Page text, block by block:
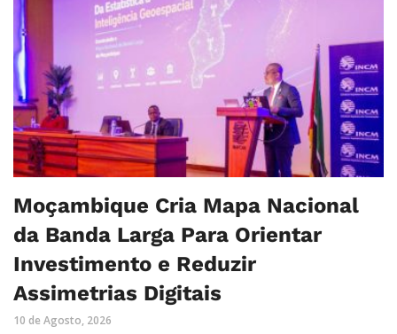
Moçambique Cria Mapa Nacional
da Banda Larga Para Orientar
Investimento e Reduzir
Assimetrias Digitais
10 de Agosto, 2026